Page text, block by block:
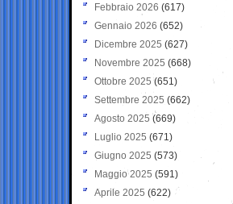
Febbraio 2026 (617)
Gennaio 2026 (652)
Dicembre 2025 (627)
Novembre 2025 (668)
Ottobre 2025 (651)
Settembre 2025 (662)
Agosto 2025 (669)
Luglio 2025 (671)
Giugno 2025 (573)
Maggio 2025 (591)
Aprile 2025 (622)